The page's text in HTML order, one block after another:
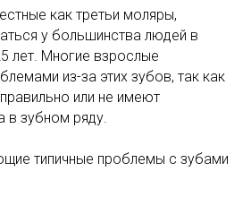
как третьи моляры,
у большинства людей в
лет. Многие взрослые
из-за этих зубов, так как
или не имеют
в зубном ряду.
типичные проблемы с зубами